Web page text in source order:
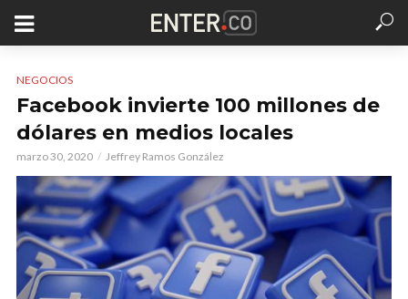
NEGOCIOS
Facebook invierte 100 millones de
dólares en medios locales
marzo 30, 2020 Jeffrey Ramos González